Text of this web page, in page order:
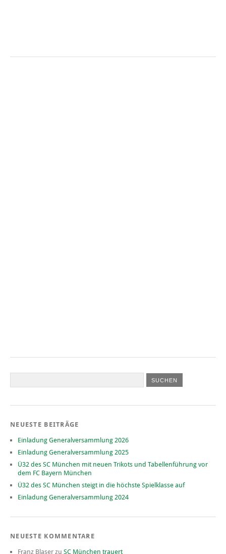
NEUESTE BEITRÄGE
Einladung Generalversammlung 2026
Einladung Generalversammlung 2025
Ü32 des SC München mit neuen Trikots und Tabellenführung vor
dem FC Bayern München
Ü32 des SC München steigt in die höchste Spielklasse auf
Einladung Generalversammlung 2024
NEUESTE KOMMENTARE
Franz Blaser zu SC München trauert